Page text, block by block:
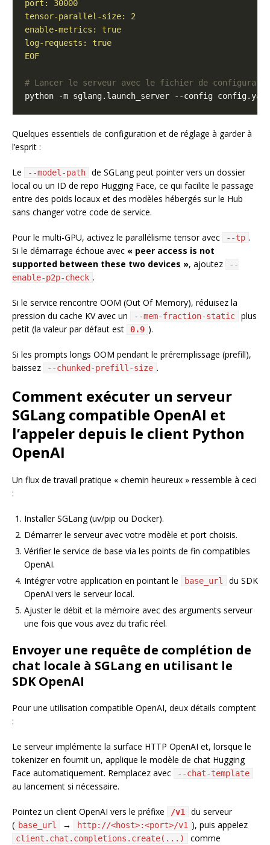
EOF
# Lancer le serveur avec le fichier de
Quelques essentiels de configuration et de réglage à garder à
l’esprit :
Le --model-path
de SGLang peut pointer vers un dossier
local ou un ID de repo Hugging Face, ce qui facilite le passage
entre des poids locaux et des modèles hébergés sur le Hub
sans changer votre code de service.
Pour le multi-GPU, activez le parallélisme tensor avec --tp .
Si le démarrage échoue avec « peer access is not
supported between these two devices », ajoutez
--
enable-p2p-check .
Si le service rencontre OOM (Out Of Memory), réduisez la
pression du cache KV avec un
--mem-fraction-static
plus
petit (la valeur par défaut est
0.9 ).
Si les prompts longs OOM pendant le préremplissage (prefill),
baissez
--chunked-prefill-size .
Comment exécuter un serveur
SGLang compatible OpenAI et
l’appeler depuis le client Python
OpenAI
Un flux de travail pratique « chemin heureux » ressemble à ceci
:
Installer SGLang (uv/pip ou Docker).
Démarrer le serveur avec votre modèle et port choisis.
Vérifier le service de base via les points de fin compatibles
OpenAI.
Intégrer votre application en pointant le
base_url
du SDK
OpenAI vers le serveur local.
Ajuster le débit et la mémoire avec des arguments serveur
une fois que vous avez du trafic réel.
Envoyer une requête de complétion de
chat locale à SGLang en utilisant le
SDK OpenAI
Pour une utilisation compatible OpenAI, deux détails comptent
:
Le serveur implémente la surface HTTP OpenAI et, lorsque le
tokenizer en fournit un, applique le modèle de chat Hugging
Face automatiquement. Remplacez avec
--chat-template
au lancement si nécessaire.
Pointez un client OpenAI vers le préfixe /v1
du serveur
( base_url → http://<host>:<port>/v1 ), puis appelez
client.chat.completions.create(...)
comme